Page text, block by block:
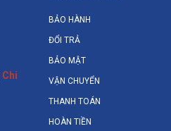
Chi
BẢO HÀNH
ĐỔI TRẢ
BẢO MẬT
VẬN CHUYỂN
THANH TOÁN
HOÀN TIỀN